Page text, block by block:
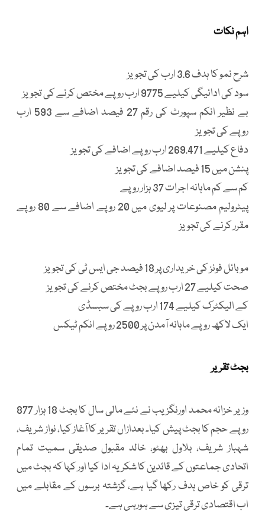
اہم نکات
شرح نمو کا ہدف 3.6 ارب کی تجویز
سود کی ادائیگی کیلیے 9775 ارب روپے مختص کرنے کی تجویز
بے نظیر انکم سپورٹ کی رقم 27 فیصد اضافے سے 593 ارب
روپے کی تجویز
دفاع کیلیے 269.471 ارب روپے اضافے کی تجویز
پنشن میں 15 فیصد اضافے کی تجویز
کم سے کم ماہانہ اجرات 37 ہزار روپے
پیٹرولیم مصنوعات پر لیوی میں 20 روپے اضافے سے 80 روپے
مقرر کرنے کی تجویز
موبائل فونز کی خریداری پر 18 فیصد جی ایس ٹی کی تجویز
صحت کیلیے 27 ارب روپے بجٹ مختص کرنے کی تجویز
کے الیکٹرک کیلیے 174 ارب روپے کی سبسڈی
ایک لاکھ روپے ماہانہ آمدن پر 2500 روپے انکم ٹیکس
بجٹ تقریر
وزیر خزانہ محمد اورنگزیب نے نئے مالی سال کا بجٹ 18 ہزار 877
روپے حجم کا بجٹ پیش کیا۔ بعدازاں تقریر کا آغاز کیا، نواز شریف،
شہباز شریف، بلاول بھٹو، خالد مقبول صدیقی سمیت تمام
اتحادی جماعتوں کے قائدین کا شکریہ ادا کیا اور کہا کہ بجٹ میں
ترقی کو خاص ہدف رکھا گیا ہے، گزشتہ برسوں کے مقابلے میں
اب اقتصادی ترقی تیزی سے ہورہی ہے۔